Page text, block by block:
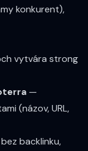
konkurent),
vytvára strong
—
(názov, URL,
backlinku,